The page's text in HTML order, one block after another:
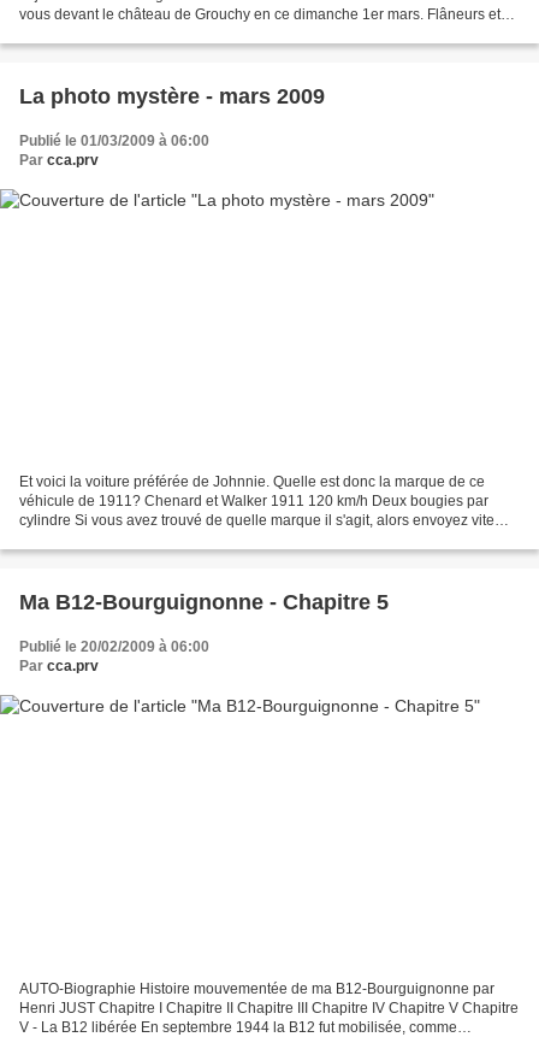
vous devant le château de Grouchy en ce dimanche 1er mars. Flâneurs et
La photo mystère - mars 2009
Publié le 01/03/2009 à 06:00
Par cca.prv
Et voici la voiture préférée de Johnnie. Quelle est donc la marque de ce
véhicule de 1911? Chenard et Walker 1911 120 km/h Deux bougies par
cylindre Si vous avez trouvé de quelle marque il s'agit, alors envoyez vite
Ma B12-Bourguignonne - Chapitre 5
Publié le 20/02/2009 à 06:00
Par cca.prv
AUTO-Biographie Histoire mouvementée de ma B12-Bourguignonne par
Henri JUST Chapitre I Chapitre II Chapitre III Chapitre IV Chapitre V Chapitre
V - La B12 libérée En septembre 1944 la B12 fut mobilisée, comme